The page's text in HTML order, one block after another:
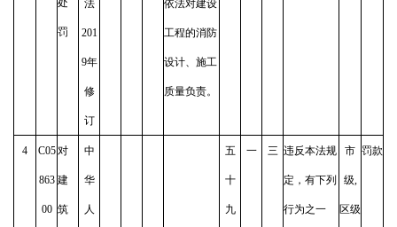
处
罚
法
201
9年
修
订
依法对建设
工程的消防
设计、施工
质量负责。
4 C05
863
00
对
建
筑
中
华
人
五
十
九
一 三 违反本法规
定，有下列
行为之一
市
级,
区级
罚款